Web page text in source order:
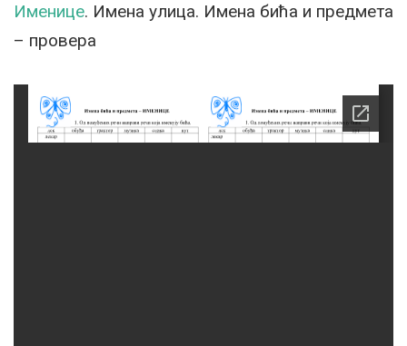
Именице. Имена улица. Имена бића и предмета
– провера